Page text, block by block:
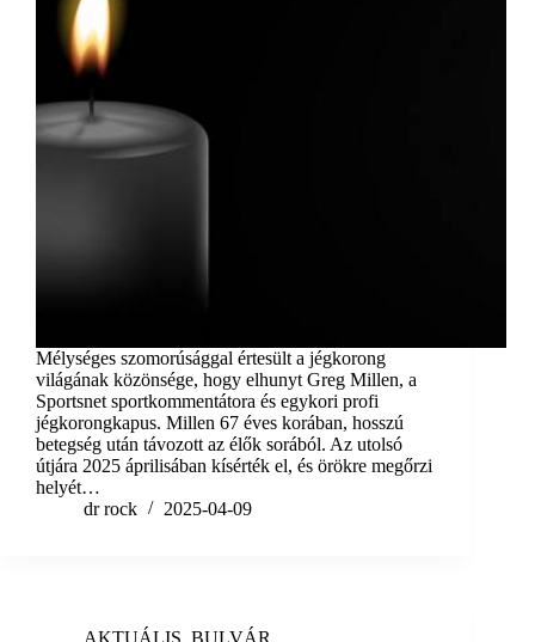
Mélységes szomorúsággal értesült a jégkorong
világának közönsége, hogy elhunyt Greg Millen, a
Sportsnet sportkommentátora és egykori profi
jégkorongkapus. Millen 67 éves korában, hosszú
betegség után távozott az élők sorából. Az utolsó
útjára 2025 áprilisában kísérték el, és örökre megőrzi
helyét…
dr rock
2025-04-09